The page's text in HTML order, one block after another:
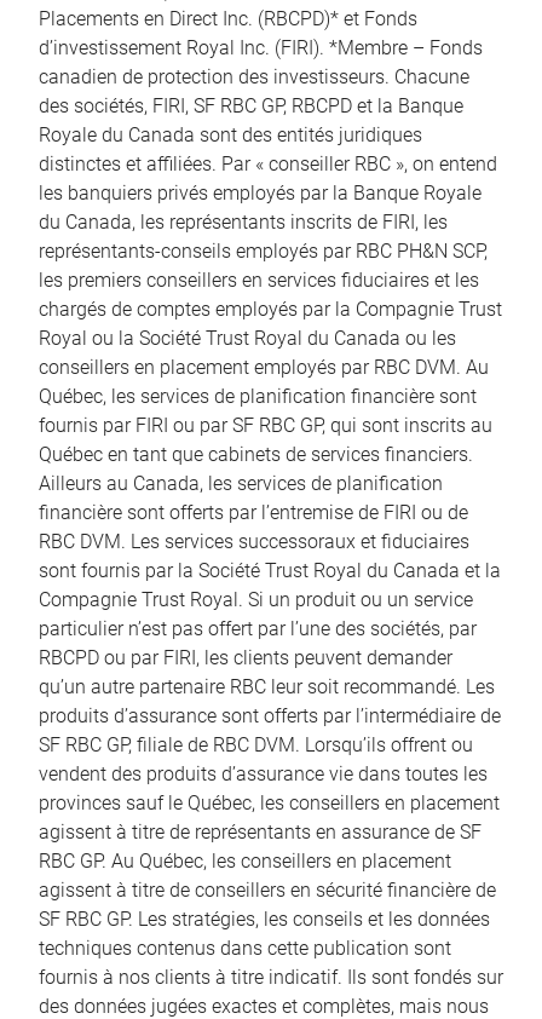
Placements en Direct Inc. (RBCPD)* et Fonds
d’investissement Royal Inc. (FIRI). *Membre – Fonds
canadien de protection des investisseurs. Chacune
des sociétés, FIRI, SF RBC GP, RBCPD et la Banque
Royale du Canada sont des entités juridiques
distinctes et affiliées. Par « conseiller RBC », on entend
les banquiers privés employés par la Banque Royale
du Canada, les représentants inscrits de FIRI, les
représentants-conseils employés par RBC PH&N SCP,
les premiers conseillers en services fiduciaires et les
chargés de comptes employés par la Compagnie Trust
Royal ou la Société Trust Royal du Canada ou les
conseillers en placement employés par RBC DVM. Au
Québec, les services de planification financière sont
fournis par FIRI ou par SF RBC GP, qui sont inscrits au
Québec en tant que cabinets de services financiers.
Ailleurs au Canada, les services de planification
financière sont offerts par l’entremise de FIRI ou de
RBC DVM. Les services successoraux et fiduciaires
sont fournis par la Société Trust Royal du Canada et la
Compagnie Trust Royal. Si un produit ou un service
particulier n’est pas offert par l’une des sociétés, par
RBCPD ou par FIRI, les clients peuvent demander
qu’un autre partenaire RBC leur soit recommandé. Les
produits d’assurance sont offerts par l’intermédiaire de
SF RBC GP, filiale de RBC DVM. Lorsqu’ils offrent ou
vendent des produits d’assurance vie dans toutes les
provinces sauf le Québec, les conseillers en placement
agissent à titre de représentants en assurance de SF
RBC GP. Au Québec, les conseillers en placement
agissent à titre de conseillers en sécurité financière de
SF RBC GP. Les stratégies, les conseils et les données
techniques contenus dans cette publication sont
fournis à nos clients à titre indicatif. Ils sont fondés sur
des données jugées exactes et complètes, mais nous